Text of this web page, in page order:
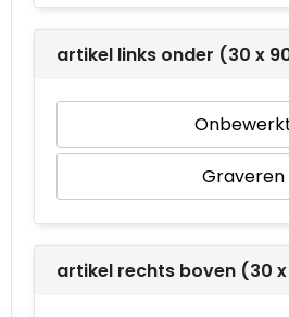
artikel links onder (30 x
Graveren
artikel rechts boven (30